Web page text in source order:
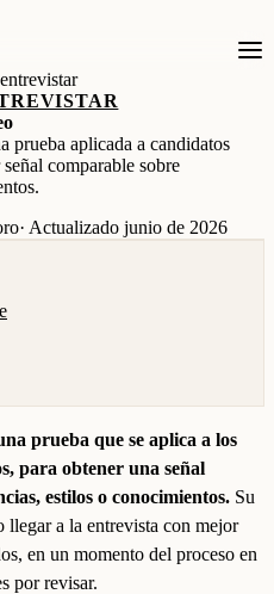
prueba aplicada a candidatos
comparable sobre
· Actualizado junio de 2026
prueba que se aplica a los
para obtener una señal
estilos o conocimientos. Su
a la entrevista con mejor
en un momento del proceso en
por revisar.